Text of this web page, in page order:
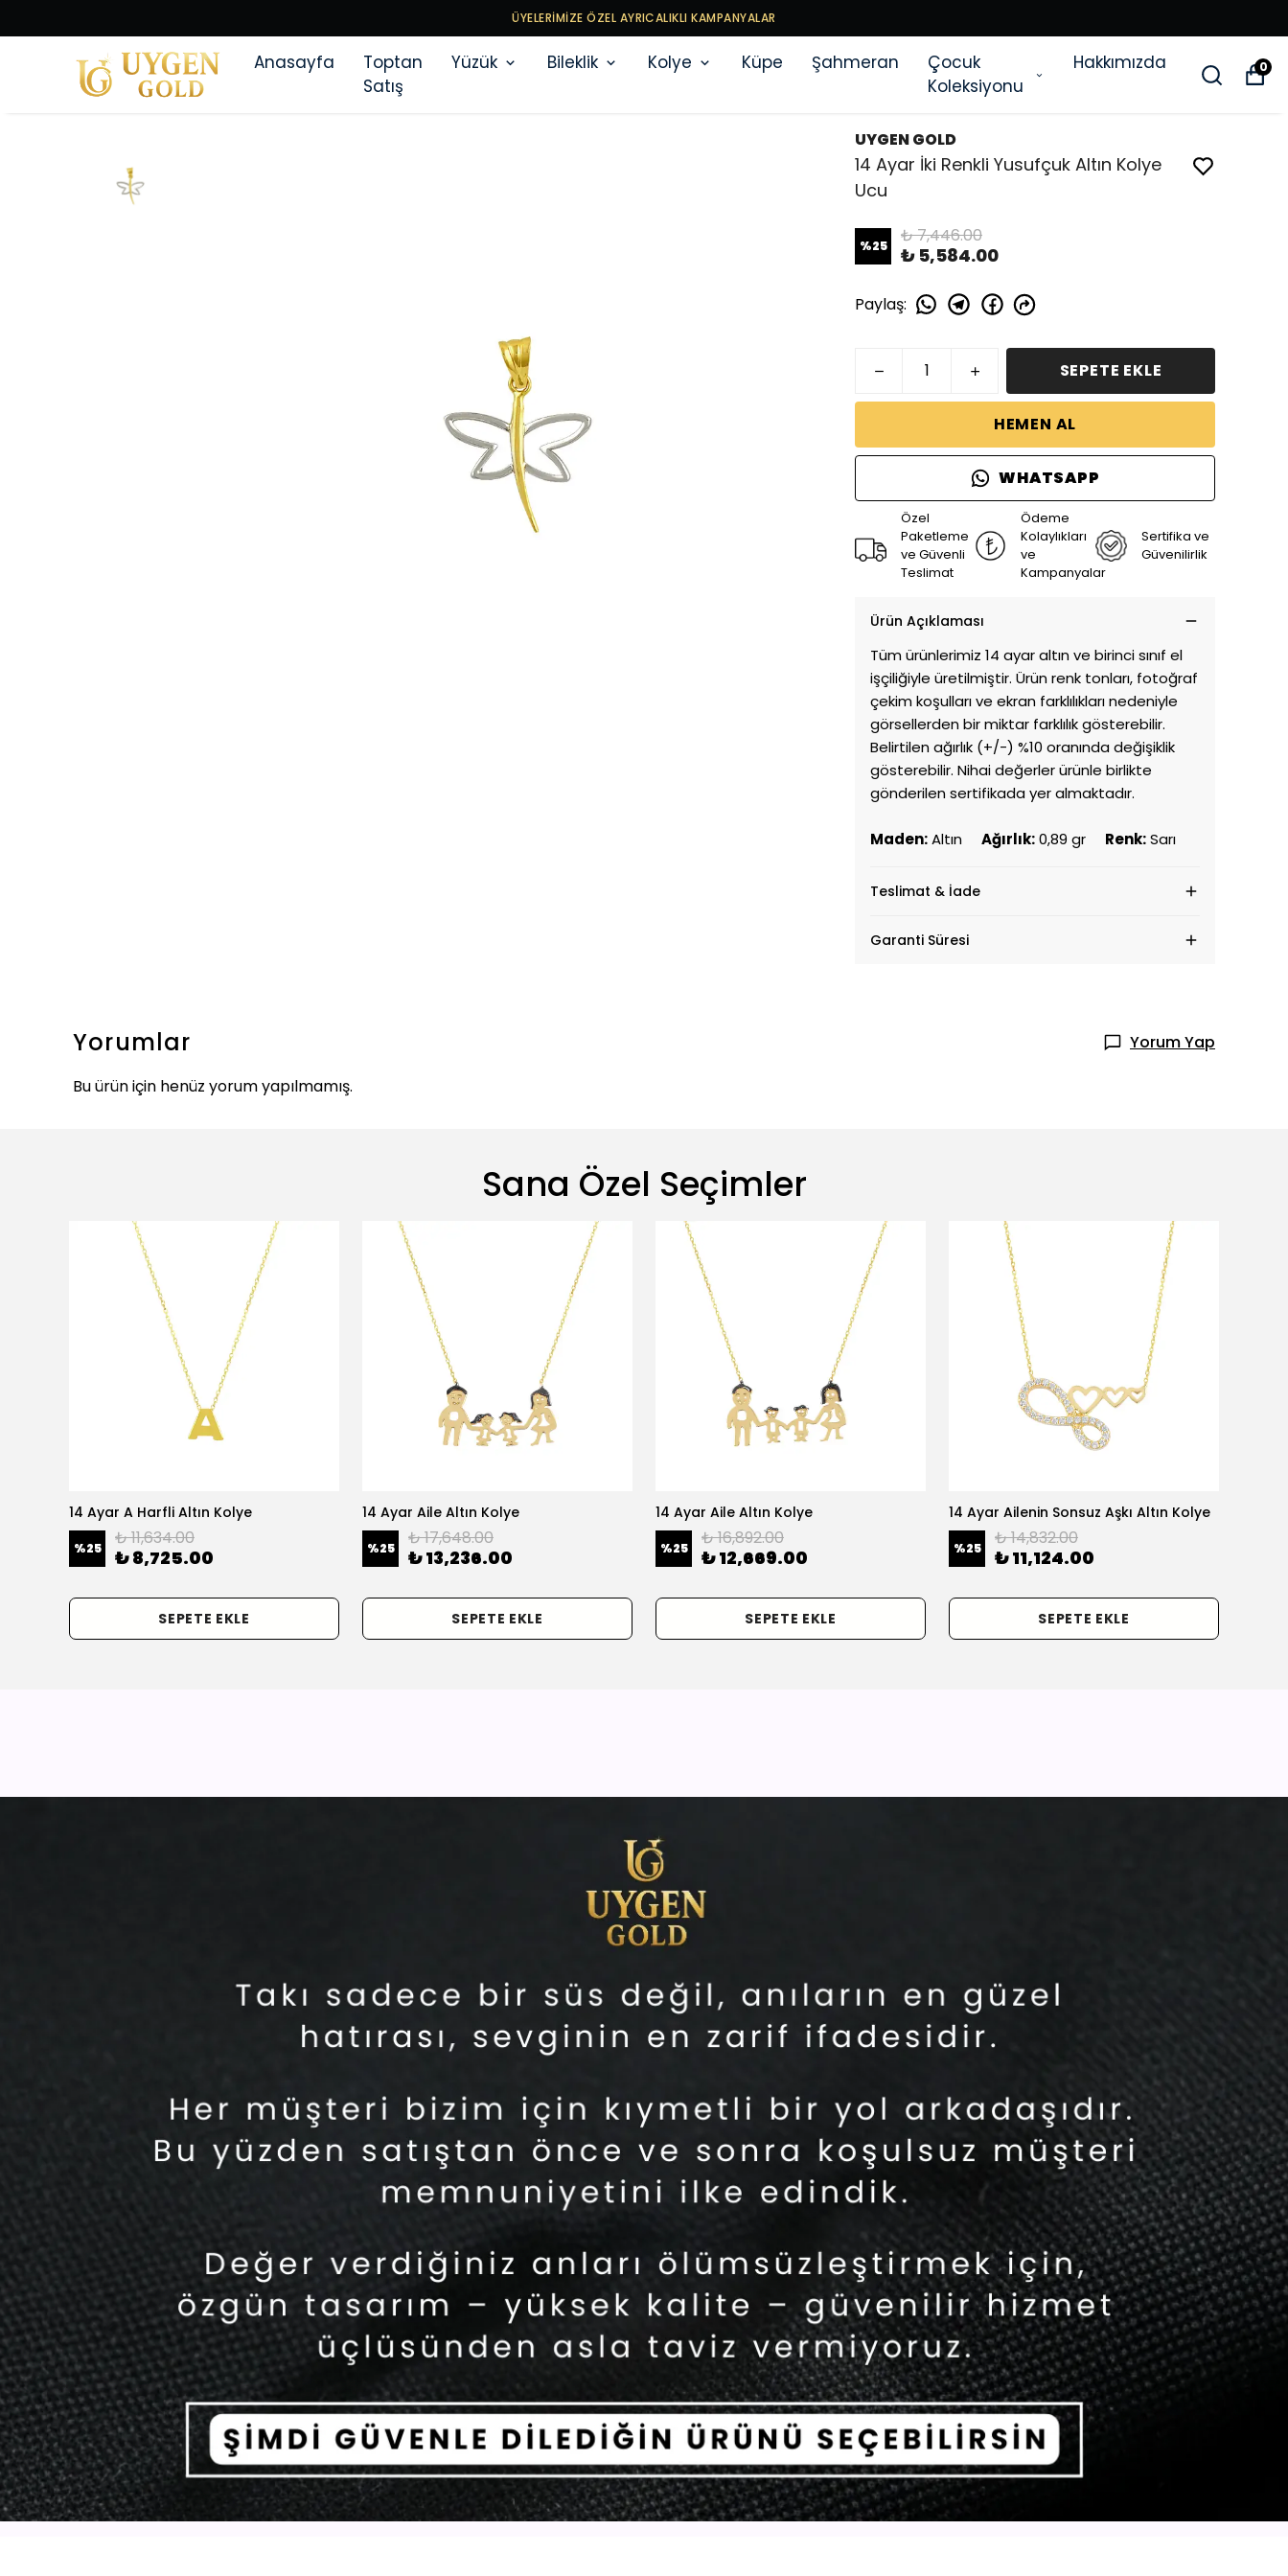
ÜYELERİMİZE ÖZEL AYRICALIKLI KAMPANYALAR
Anasayfa
Toptan
Satış
Yüzük Bileklik Kolye Küpe Şahmeran
Çocuk
Koleksiyonu
Hakkımızda 0
UYGEN GOLD
14 Ayar İki Renkli Yusufçuk Altın Kolye
Ucu
%25 ₺ 7,446.00
₺ 5,584.00
Paylaş:
SEPETE EKLE
HEMEN AL
WHATSAPP
Özel
Paketleme
ve Güvenli
Teslimat
Ödeme
Kolaylıkları
ve
Kampanyalar
Sertifika ve
Güvenilirlik
Ürün Açıklaması
Tüm ürünlerimiz 14 ayar altın ve birinci sınıf el
işçiliğiyle üretilmiştir. Ürün renk tonları, fotoğraf
çekim koşulları ve ekran farklılıkları nedeniyle
görsellerden bir miktar farklılık gösterebilir.
Belirtilen ağırlık (+/-) %10 oranında değişiklik
gösterebilir. Nihai değerler ürünle birlikte
gönderilen sertifikada yer almaktadır.
Maden:Altın Ağırlık:0,89 gr Renk:Sarı
Teslimat & İade
Garanti Süresi
Yorumlar
Yorum Yap
Bu ürün için henüz yorum yapılmamış.
Sana Özel Seçimler
14 Ayar A Harfli Altın Kolye
%25 ₺ 11,634.00
₺ 8,725.00
SEPETE EKLE
14 Ayar Aile Altın Kolye
%25 ₺ 17,648.00
₺ 13,236.00
SEPETE EKLE
14 Ayar Aile Altın Kolye
%25 ₺ 16,892.00
₺ 12,669.00
SEPETE EKLE
14 Ayar Ailenin Sonsuz Aşkı Altın Kolye
%25 ₺ 14,832.00
₺ 11,124.00
SEPETE EKLE